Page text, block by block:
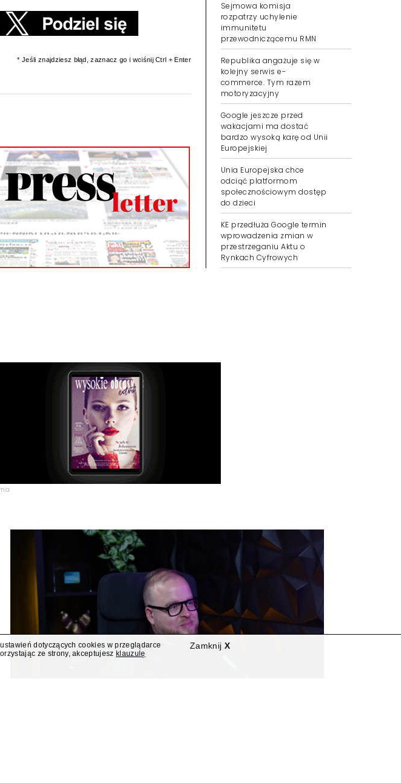
* Jeśli znajdziesz błąd, zaznacz go i wciśnij Ctrl + Enter
Sejmowa komisja
rozpatrzy uchylenie
immunitetu
przewodniczącemu RMN
Republika angażuje się w
kolejny serwis e-
commerce. Tym razem
motoryzacyjny
Google jeszcze przed
wakacjami ma dostać
bardzo wysoką karę od Unii
Europejskiej
Unia Europejska chce
odciąć platformom
społecznościowym dostęp
do dzieci
KE przedłuża Google termin
wprowadzenia zmian w
przestrzeganiu Aktu o
Rynkach Cyfrowych
Zamknij X
dotyczących cookies w przeglądarce
ze strony, akceptujesz klauzulę